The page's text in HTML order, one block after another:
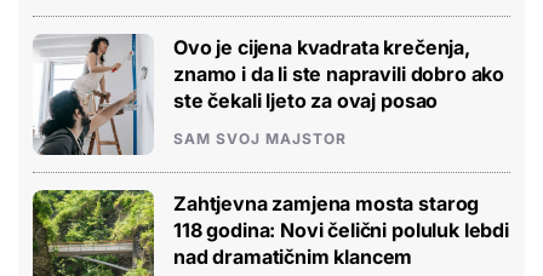
Ovo je cijena kvadrata krečenja,
znamo i da li ste napravili dobro ako
ste čekali ljeto za ovaj posao
SAM SVOJ MAJSTOR
Zahtjevna zamjena mosta starog
118 godina: Novi čelični poluluk lebdi
nad dramatičnim klancem